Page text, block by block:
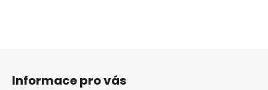
Informace pro vás